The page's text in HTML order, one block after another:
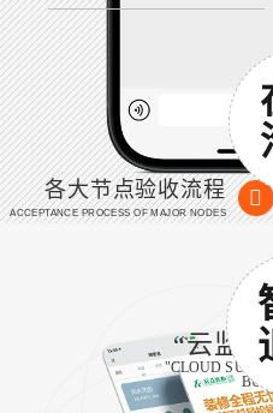
“云监
"CLOUD
各大节点验收流程
ACCEPTANCE PROCESS OF MAJOR NODES